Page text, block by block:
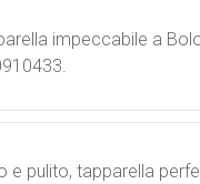
impeccabile a
e pulito, tapparella